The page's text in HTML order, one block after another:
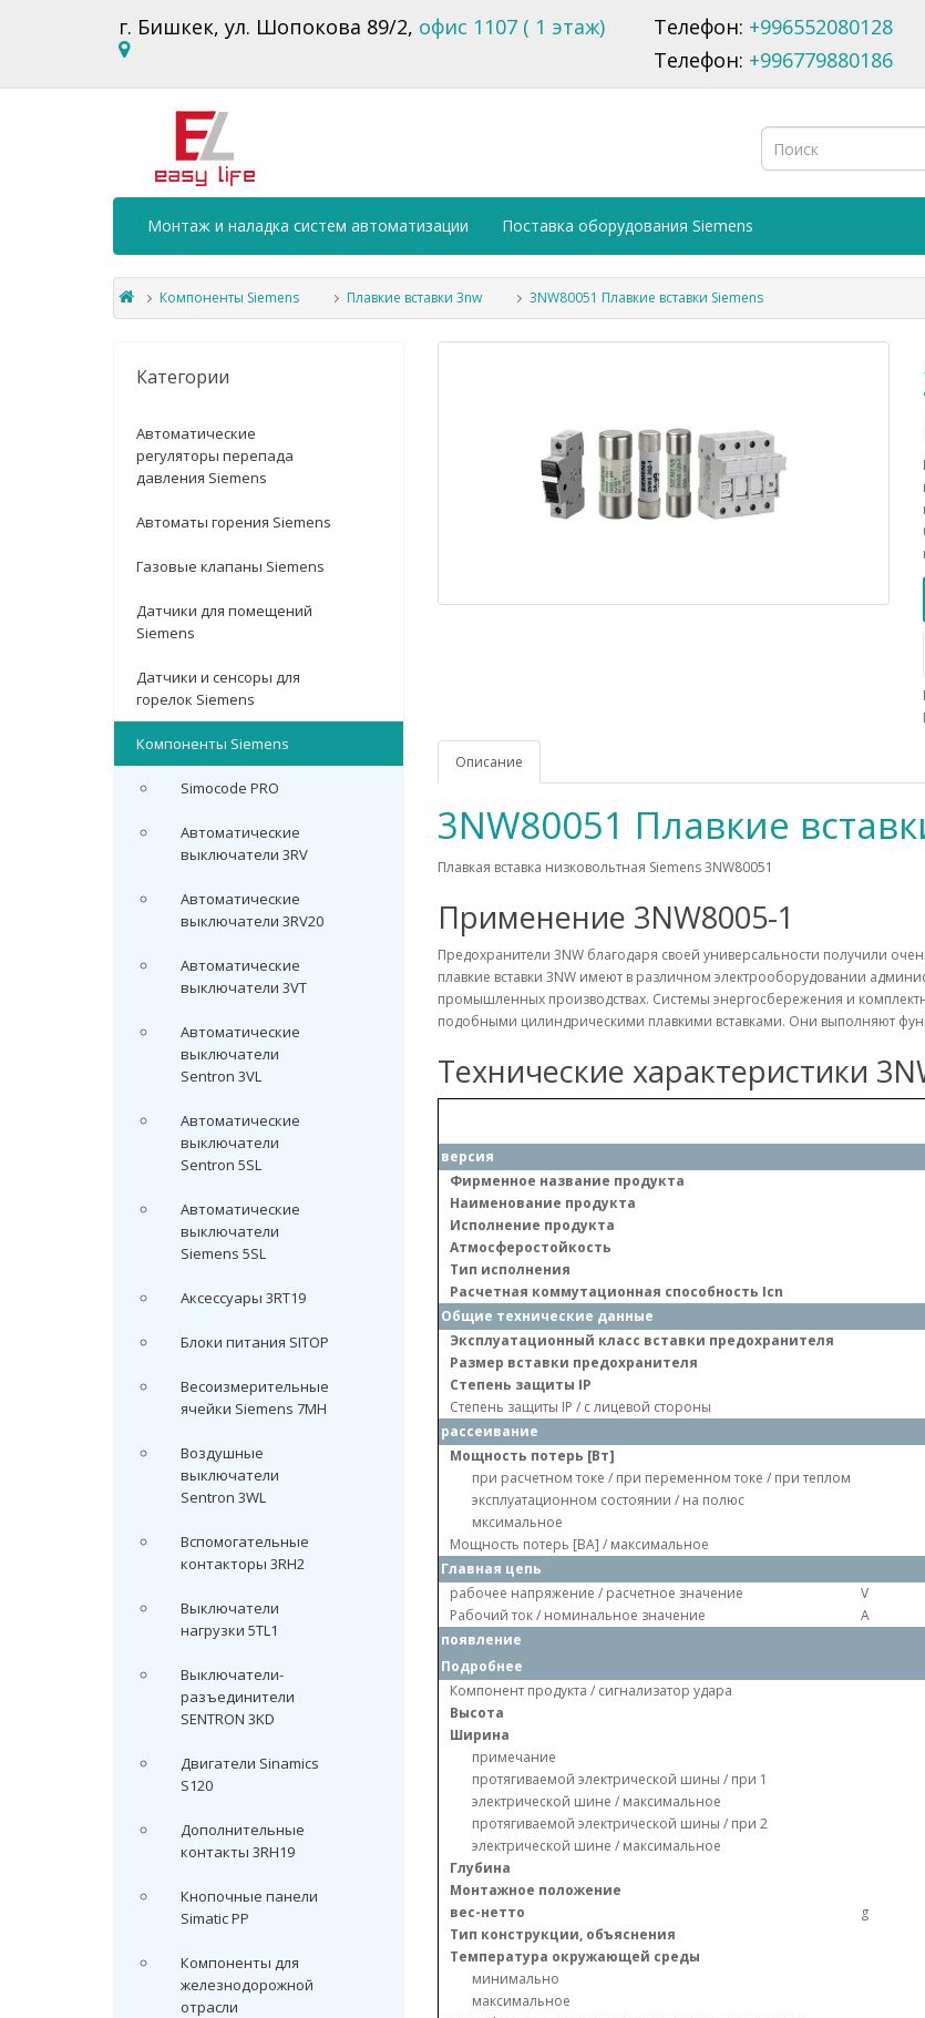
г. Бишкек, ул. Шопокова 89/2, офис 1107 ( 1 этаж) Телефон: +996552080128
Телефон: +996779880186
Монтаж и наладка систем автоматизации Поставка оборудования Siemens
Компоненты Siemens Плавкие вставки 3nw 3NW80051 Плавкие вставки Siemens
Категории
Автоматические
регуляторы перепада
давления Siemens
Автоматы горения Siemens
Газовые клапаны Siemens
Датчики для помещений
Siemens
Датчики и сенсоры для
горелок Siemens
Компоненты Siemens
Simocode PRO
Автоматические
выключатели 3RV
Автоматические
выключатели 3RV20
Автоматические
выключатели 3VT
Автоматические
выключатели
Sentron 3VL
Автоматические
выключатели
Sentron 5SL
Автоматические
выключатели
Siemens 5SL
Аксессуары 3RT19
Блоки питания SITOP
Весоизмерительные
ячейки Siemens 7MH
Воздушные
выключатели
Sentron 3WL
Вспомогательные
контакторы 3RH2
Выключатели
нагрузки 5TL1
Выключатели-
разъединители
SENTRON 3KD
Двигатели Sinamics
S120
Дополнительные
контакты 3RH19
Кнопочные панели
Simatic PP
Компоненты для
железнодорожной
отрасли
Описание
3NW80051 Плавкие
Плавкая вставка низковольтная Siemens 3NW80051
Применение 3NW8005-1
Предохранители 3NW благодаря своей универсальности получили
плавкие вставки 3NW имеют в различном электрооборудовании
промышленных производствах. Системы энергосбережения и
подобными цилиндрическими плавкими вставками. Они выполняют
Технические характеристики
версия
Фирменное название продукта
Наименование продукта
Исполнение продукта
Атмосферостойкость
Тип исполнения
Расчетная коммутационная способность Icn
Общие технические данные
Эксплуатационный класс вставки предохранителя
Размер вставки предохранителя
Степень защиты IP
Степень защиты IP / с лицевой стороны
рассеивание
Мощность потерь [Вт]
при расчетном токе / при переменном токе / при теплом
эксплуатационном состоянии / на полюс
мксимальное
Мощность потерь [ВА] / максимальное
Главная цепь
рабочее напряжение / расчетное значение
V
Рабочий ток / номинальное значение
A
появление
Подробнее
Компонент продукта / сигнализатор удара
Высота
Ширина
примечание
протягиваемой электрической шины / при 1
электрической шине / максимальное
протягиваемой электрической шины / при 2
электрической шине / максимальное
Глубина
Монтажное положение
вес-нетто
g
Тип конструкции, объяснения
Температура окружающей среды
минимально
максимальное